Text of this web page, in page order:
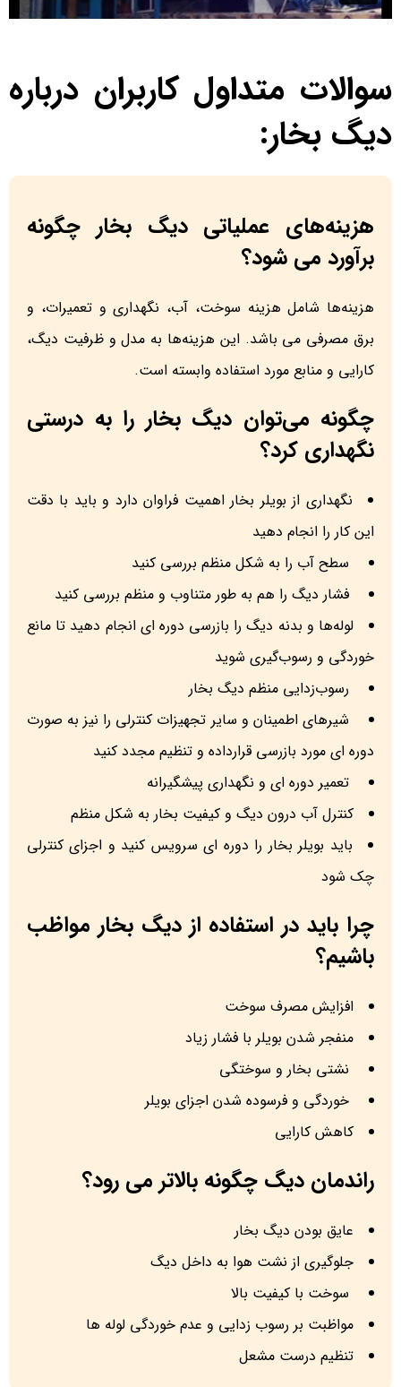
سوالات متداول کاربران درباره
دیگ بخار:
هزینه‌های عملیاتی دیگ بخار چگونه
برآورد می شود؟
هزینه‌ها شامل هزینه سوخت، آب، نگهداری و تعمیرات، و
برق مصرفی می باشد. این هزینه‌ها به مدل و ظرفیت دیگ،
کارایی و منابع مورد استفاده وابسته است.
چگونه می‌توان دیگ بخار را به درستی
نگهداری کرد؟
نگهداری از بویلر بخار اهمیت فراوان دارد و باید با دقت
این کار را انجام دهید
سطح آب را به شکل منظم بررسی کنید
فشار دیگ را هم به طور متناوب و منظم بررسی کنید
لوله‌ها و بدنه دیگ را بازرسی دوره ای انجام دهید تا مانع
خوردگی و رسوب‌گیری شوید
رسوب‌زدایی منظم دیگ بخار
شیرهای اطمینان و سایر تجهیزات کنترلی را نیز به صورت
دوره ای مورد بازرسی قرارداده و تنظیم مجدد کنید
تعمیر دوره ای و نگهداری پیشگیرانه
کنترل آب درون دیگ و کیفیت بخار به شکل منظم
باید بویلر بخار را دوره ای سرویس کنید و اجزای کنترلی
چک شود
چرا باید در استفاده از دیگ بخار مواظب
باشیم؟
افزایش مصرف سوخت
منفجر شدن بویلر با فشار زیاد
نشتی بخار و سوختگی
خوردگی و فرسوده شدن اجزای بویلر
کاهش کارایی
راندمان دیگ چگونه بالاتر می رود؟
عایق‌ بودن دیگ بخار
جلوگیری از نشت هوا به داخل دیگ
سوخت با کیفیت بالا
مواظبت بر رسوب زدایی و عدم خوردگی لوله ها
تنظیم درست مشعل